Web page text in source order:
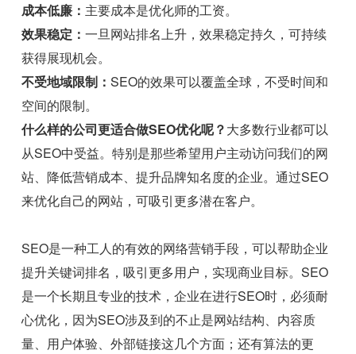
成本低廉： 主要成本是优化师的工资。
效果稳定：一旦网站排名上升，效果稳定持久，可持续
获得展现机会。
不受地域限制：SEO的效果可以覆盖全球，不受时间和
空间的限制。
什么样的公司更适合做SEO优化呢？大多数行业都可以
从SEO中受益。特别是那些希望用户主动访问我们的网
站、降低营销成本、提升品牌知名度的企业。通过SEO
来优化自己的网站，可吸引更多潜在客户。
SEO是一种工人的有效的网络营销手段，可以帮助企业
提升关键词排名，吸引更多用户，实现商业目标。SEO
是一个长期且专业的技术，企业在进行SEO时，必须耐
心优化，因为SEO涉及到的不止是网站结构、内容质
量、用户体验、外部链接这几个方面；还有算法的更